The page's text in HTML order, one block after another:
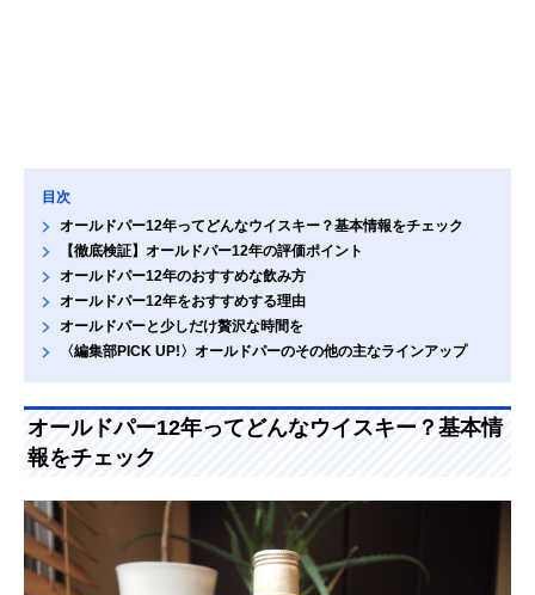
目次
オールドパー12年ってどんなウイスキー？基本情報をチェック
【徹底検証】オールドパー12年の評価ポイント
オールドパー12年のおすすめな飲み方
オールドパー12年をおすすめする理由
オールドパーと少しだけ贅沢な時間を
〈編集部PICK UP!〉オールドパーのその他の主なラインアップ
オールドパー12年ってどんなウイスキー？基本情
報をチェック